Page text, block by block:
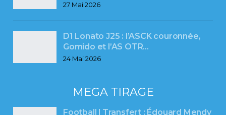
27 Mai 2026
D1 Lonato J25 : l’ASCK couronnée,
Gomido et l’AS OTR…
24 Mai 2026
MEGA TIRAGE
Football l Transfert : Édouard Mendy